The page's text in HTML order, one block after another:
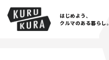
はじめよう、
クルマのある暮らし。